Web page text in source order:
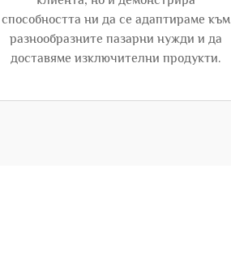
способността ни да се адаптираме към
разнообразните пазарни нужди и да
доставяме изключителни продукти.